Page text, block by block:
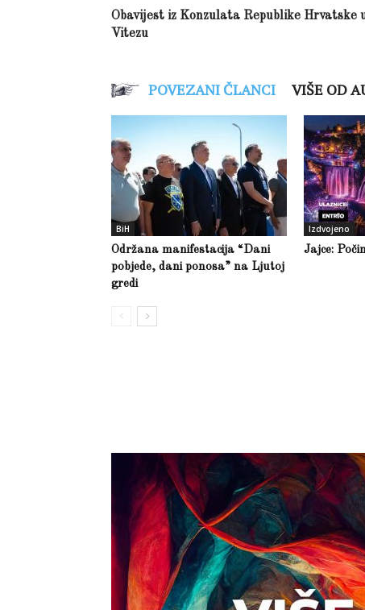
Obavijest iz Konzulata Republike Hrvatske
Vitezu
POVEZANI ČLANCI VIŠE OD
BiH
Održana manifestacija “Dani
pobjede, dani ponosa” na Ljutoj
gredi
Izdvojeno
Jajce: